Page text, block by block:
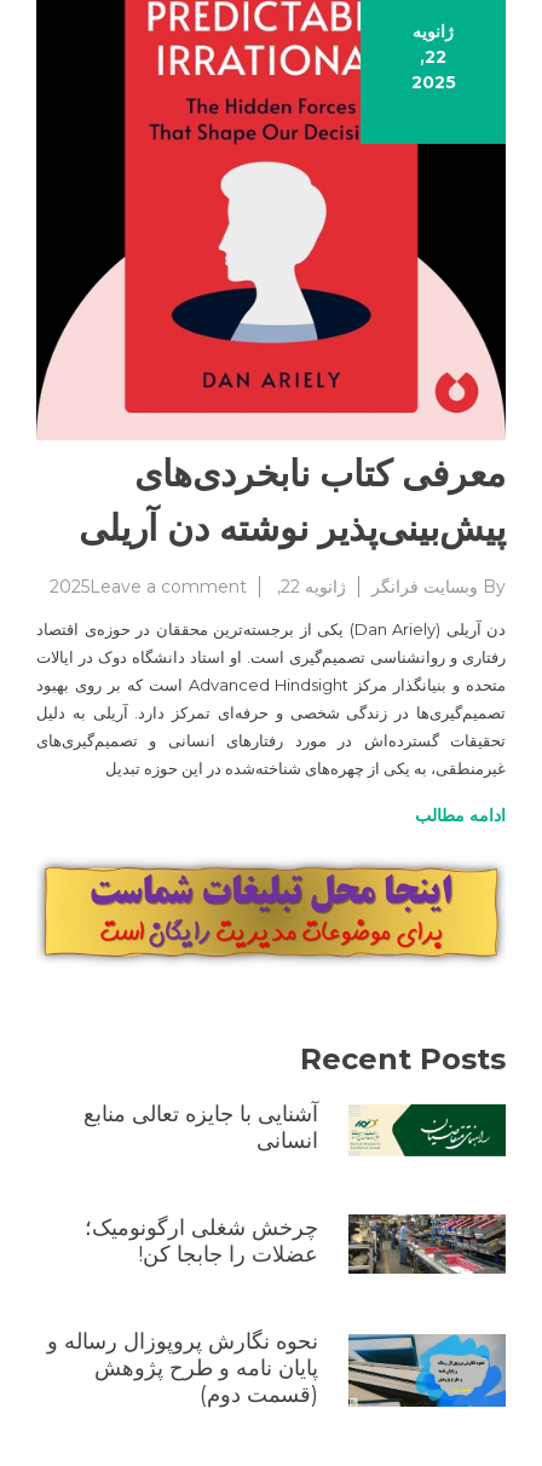
ژانویه
22,
2025
معرفی کتاب نابخردی‌های
پیش‌بینی‌پذیر نوشته دن آریلی
By وبسایت فرانگر ژانویه 22, 2025 Leave a comment
on
کتاب
نوشته
آریلی
دن آریلی (Dan Ariely) یکی از برجسته‌ترین محققان در حوزه‌ی اقتصاد
رفتاری و روانشناسی تصمیم‌گیری است. او استاد دانشگاه دوک در ایالات
متحده و بنیانگذار مرکز Advanced Hindsight است که بر روی بهبود
تصمیم‌گیری‌ها در زندگی شخصی و حرفه‌ای تمرکز دارد. آریلی به دلیل
تحقیقات گسترده‌اش در مورد رفتارهای انسانی و تصمیم‌گیری‌های
غیرمنطقی، به یکی از چهره‌های شناخته‌شده در این حوزه تبدیل
ادامه مطالب
Recent Posts
آشنایی با جایزه تعالی منابع
انسانی
چرخش شغلی ارگونومیک؛
عضلات را جابجا کن!
نحوه نگارش پروپوزال رساله و
پایان نامه و طرح پژوهش
(قسمت دوم)